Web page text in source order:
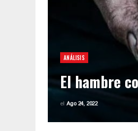
ANÁLISIS
El hambre
el Ago 24, 2022